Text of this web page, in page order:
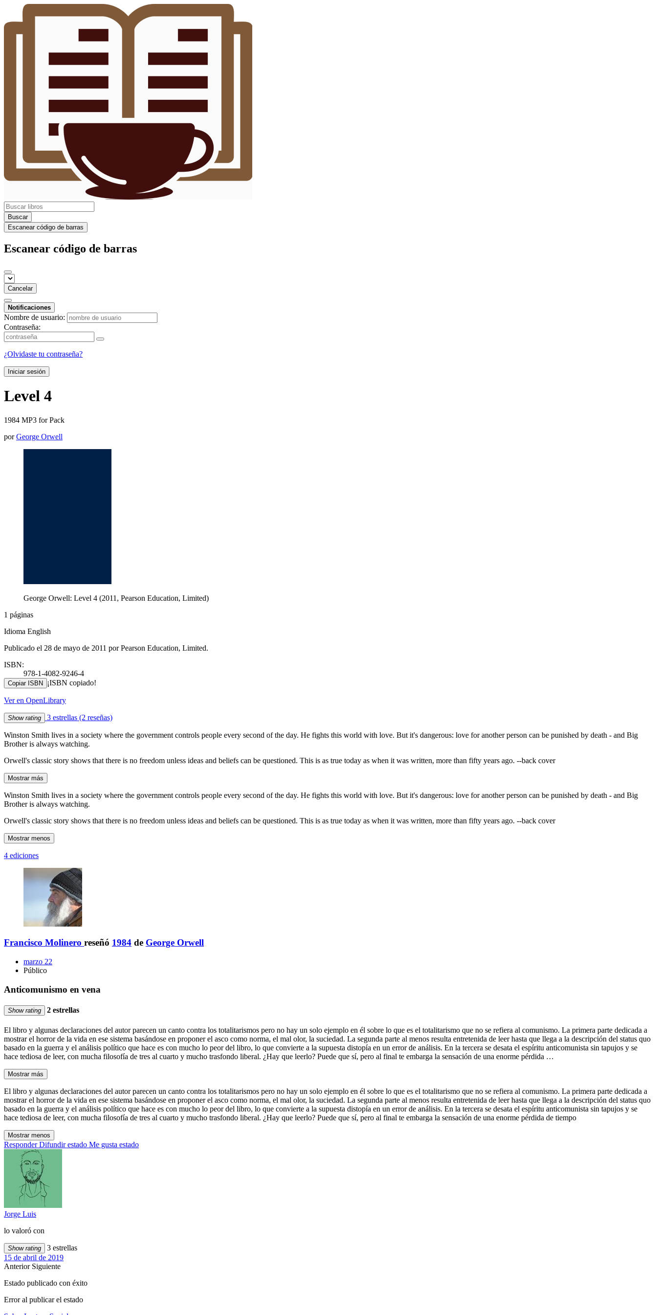
Buscar
Escanear código de barras
Escanear código de barras
Cancelar
Notificaciones
Nombre de usuario:
Contraseña:
¿Olvidaste tu contraseña?
Iniciar sesión
Level 4
1984 MP3 for Pack
porGeorge Orwell
George Orwell: Level 4 (2011, Pearson Education, Limited)
1 páginas
Idioma English
Publicado el 28 de mayo de 2011 por Pearson Education, Limited.
ISBN:
978-1-4082-9246-4
Copiar ISBN ¡ISBN copiado!
Ver en OpenLibrary
Show rating 3 estrellas (2 reseñas)
Winston Smith lives in a society where the government controls people every second of the day. He fights this world with love. But it's dangerous: love for another person can be punished by death - and Big
Brother is always watching.
Orwell's classic story shows that there is no freedom unless ideas and beliefs can be questioned. This is as true today as when it was written, more than fifty years ago. --back cover
Mostrar más
Winston Smith lives in a society where the government controls people every second of the day. He fights this world with love. But it's dangerous: love for another person can be punished by death - and Big
Brother is always watching.
Orwell's classic story shows that there is no freedom unless ideas and beliefs can be questioned. This is as true today as when it was written, more than fifty years ago. --back cover
Mostrar menos
4 ediciones
Francisco Molinero reseñó 1984 de George Orwell
marzo 22
Público
Anticomunismo en vena
Show rating 2 estrellas
El libro y algunas declaraciones del autor parecen un canto contra los totalitarismos pero no hay un solo ejemplo en él sobre lo que es el totalitarismo que no se refiera al comunismo. La primera parte dedicada a
mostrar el horror de la vida en ese sistema basándose en proponer el asco como norma, el mal olor, la suciedad. La segunda parte al menos resulta entretenida de leer hasta que llega a la descripción del status quo
basado en la guerra y el análisis político que hace es con mucho lo peor del libro, lo que convierte a la supuesta distopía en un error de análisis. En la tercera se desata el espíritu anticomunista sin tapujos y se
hace tediosa de leer, con mucha filosofía de tres al cuarto y mucho trasfondo liberal. ¿Hay que leerlo? Puede que sí, pero al final te embarga la sensación de una enorme pérdida …
Mostrar más
El libro y algunas declaraciones del autor parecen un canto contra los totalitarismos pero no hay un solo ejemplo en él sobre lo que es el totalitarismo que no se refiera al comunismo. La primera parte dedicada a
mostrar el horror de la vida en ese sistema basándose en proponer el asco como norma, el mal olor, la suciedad. La segunda parte al menos resulta entretenida de leer hasta que llega a la descripción del status quo
basado en la guerra y el análisis político que hace es con mucho lo peor del libro, lo que convierte a la supuesta distopía en un error de análisis. En la tercera se desata el espíritu anticomunista sin tapujos y se
hace tediosa de leer, con mucha filosofía de tres al cuarto y mucho trasfondo liberal. ¿Hay que leerlo? Puede que sí, pero al final te embarga la sensación de una enorme pérdida de tiempo
Mostrar menos
Responder Difundir estado Me gusta estado
Jorge Luis
lo valoró con
Show rating
3 estrellas
15 de abril de 2019
Anterior Siguiente
Estado publicado con éxito
Error al publicar el estado